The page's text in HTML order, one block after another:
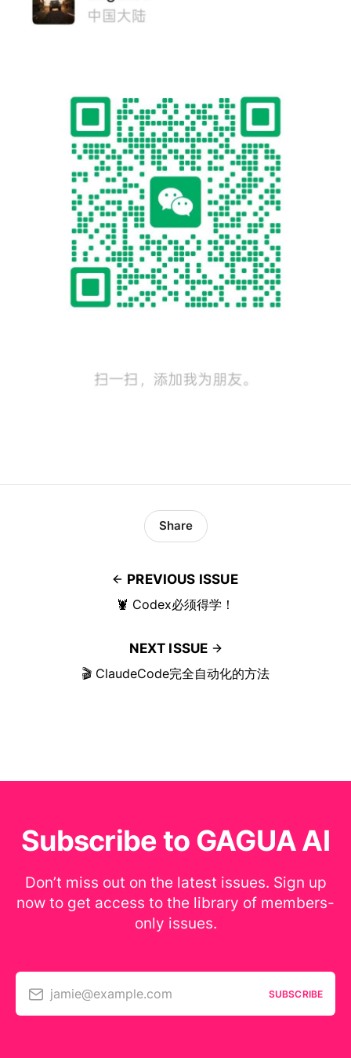
PREVIOUS ISSUE
🦞 Codex必须得学！
Share
NEXT ISSUE
🎬 ClaudeCode完全自动化的方法
Subscribe to GAGUA AI
Don’t miss out on the latest issues. Sign up
now to get access to the library of members-
only issues.
jamie@example.com SUBSCRIBE